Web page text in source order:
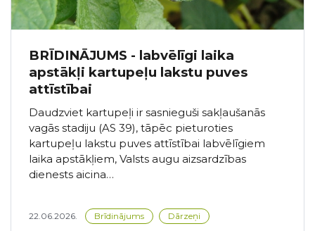
BRĪDINĀJUMS - labvēlīgi laika
apstākļi kartupeļu lakstu puves
attīstībai
Daudzviet kartupeļi ir sasnieguši sakļaušanās
vagās stadiju (AS 39), tāpēc pieturoties
kartupeļu lakstu puves attīstībai labvēlīgiem
laika apstākļiem, Valsts augu aizsardzības
dienests aicina…
22.06.2026. Brīdinājums Dārzeņi